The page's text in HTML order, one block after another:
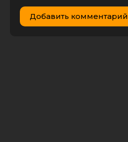
Добавить комментарий